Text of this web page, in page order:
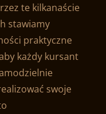
te kilkanaście
stawiamy
praktyczne
każdy kursant
swoje